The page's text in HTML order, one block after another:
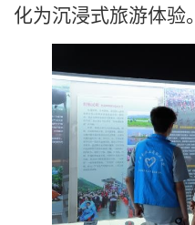
化为沉浸式旅游体验。